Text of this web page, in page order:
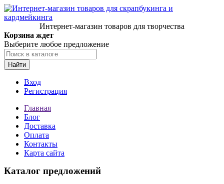
Интернет-магазин товаров для творчества
Корзина ждет
Выберите любое предложение
Найти
Вход
Регистрация
Главная
Блог
Доставка
Оплата
Контакты
Карта сайта
Каталог предложений